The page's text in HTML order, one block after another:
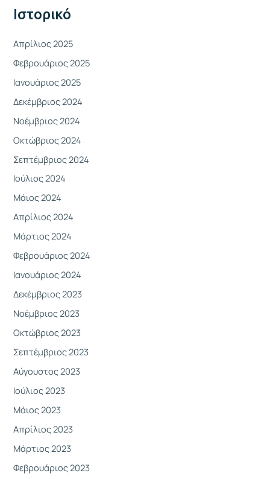
ιΙστορικό
Απρίλιος 2025
Φεβρουάριος 2025
Ιανουάριος 2025
Δεκέμβριος 2024
Νοέμβριος 2024
Οκτώβριος 2024
Σεπτέμβριος 2024
Ιούλιος 2024
Μάιος 2024
Απρίλιος 2024
Μάρτιος 2024
Φεβρουάριος 2024
Ιανουάριος 2024
Δεκέμβριος 2023
Νοέμβριος 2023
Οκτώβριος 2023
Σεπτέμβριος 2023
Αύγουστος 2023
Ιούλιος 2023
Μάιος 2023
Απρίλιος 2023
Μάρτιος 2023
Φεβρουάριος 2023